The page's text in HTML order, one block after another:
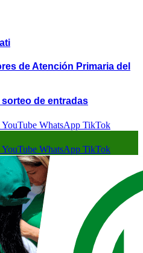
de Atención Primaria del
de entradas
YouTube WhatsApp TikTok
YouTube WhatsApp TikTok